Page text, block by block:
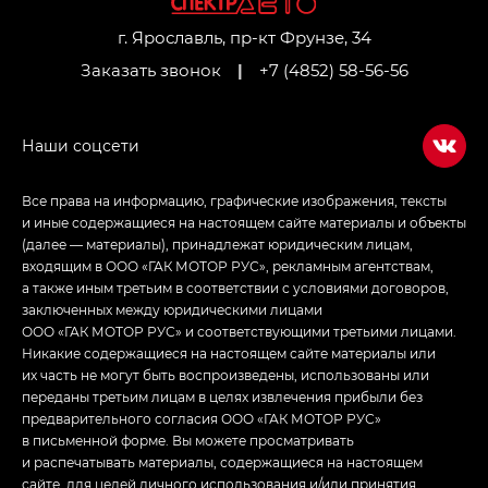
Джи Икс ПРЕМИУМ — GX PREMIUM, ЛАУНЖ —
LOUNGE
Empow — Эмпау (Empow) в комплектации
г. Ярославль, пр-кт Фрунзе, 34
Заказать звонок
| +7 (4852) 58-56-56
Все права на информацию, графические изображения, тексты
и иные содержащиеся на настоящем сайте материалы и объекты
(далее — материалы), принадлежат юридическим лицам,
входящим в ООО «ГАК МОТОР РУС», рекламным агентствам,
а также иным третьим в соответствии с условиями договоров,
заключенных между юридическими лицами
ООО «ГАК МОТОР РУС» и соответствующими третьими лицами.
Никакие содержащиеся на настоящем сайте материалы или
их часть не могут быть воспроизведены, использованы или
переданы третьим лицам в целях извлечения прибыли без
предварительного согласия ООО «ГАК МОТОР РУС»
в письменной форме. Вы можете просматривать
и распечатывать материалы, содержащиеся на настоящем
сайте, для целей личного использования и/или принятия